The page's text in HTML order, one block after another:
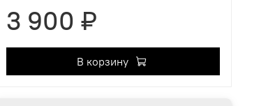
3 900 ₽
В корзину